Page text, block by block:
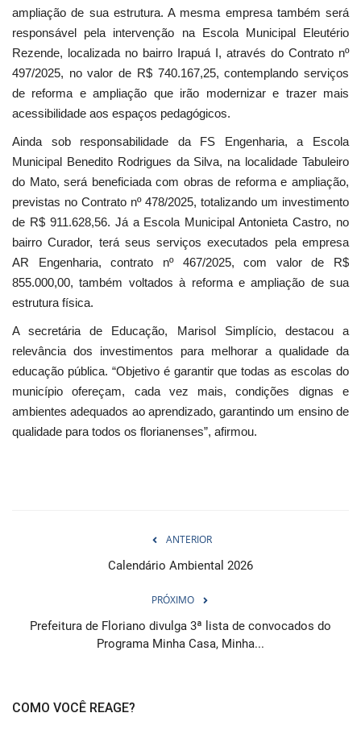
ampliação de sua estrutura. A mesma empresa também será
responsável pela intervenção na Escola Municipal Eleutério
Rezende, localizada no bairro Irapuá I, através do Contrato nº
497/2025, no valor de R$ 740.167,25, contemplando serviços
de reforma e ampliação que irão modernizar e trazer mais
acessibilidade aos espaços pedagógicos.
Ainda sob responsabilidade da FS Engenharia, a Escola
Municipal Benedito Rodrigues da Silva, na localidade Tabuleiro
do Mato, será beneficiada com obras de reforma e ampliação,
previstas no Contrato nº 478/2025, totalizando um investimento
de R$ 911.628,56. Já a Escola Municipal Antonieta Castro, no
bairro Curador, terá seus serviços executados pela empresa
AR Engenharia, contrato nº 467/2025, com valor de R$
855.000,00, também voltados à reforma e ampliação de sua
estrutura física.
A secretária de Educação, Marisol Simplício, destacou a
relevância dos investimentos para melhorar a qualidade da
educação pública. “Objetivo é garantir que todas as escolas do
município ofereçam, cada vez mais, condições dignas e
ambientes adequados ao aprendizado, garantindo um ensino de
qualidade para todos os florianenses”, afirmou.
ANTERIOR
Calendário Ambiental 2026
PRÓXIMO
Prefeitura de Floriano divulga 3ª lista de convocados do
Programa Minha Casa, Minha...
COMO VOCÊ REAGE?